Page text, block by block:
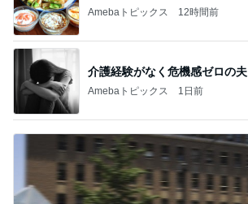
Amebaトピックス 12時間前
介護経験がなく危機感ゼロの夫
Amebaトピックス 1日前